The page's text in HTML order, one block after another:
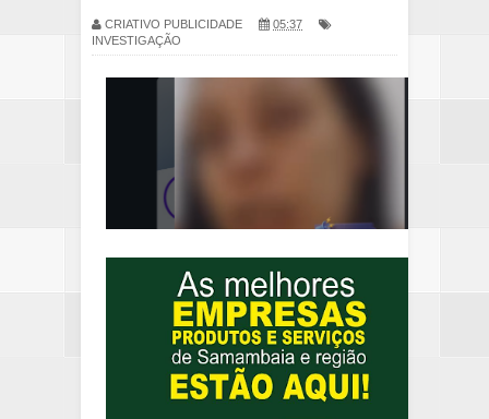
CRIATIVO PUBLICIDADE
05:37
INVESTIGAÇÃO